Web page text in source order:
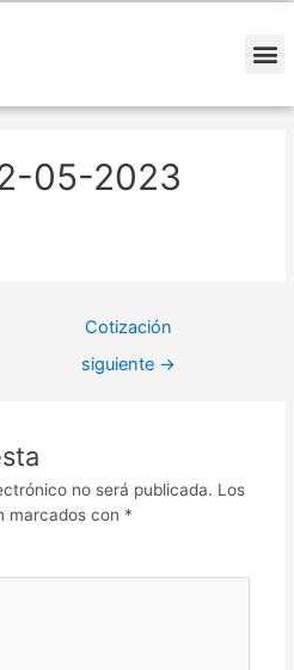
05-2023
Cotización
siguiente →
no será publicada. Los
marcados con *